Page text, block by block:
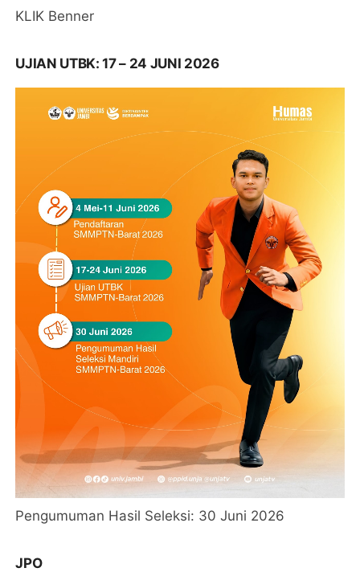
KLIK Benner
UJIAN UTBK: 17 – 24 JUNI 2026
Pengumuman Hasil Seleksi: 30 Juni 2026
JPO